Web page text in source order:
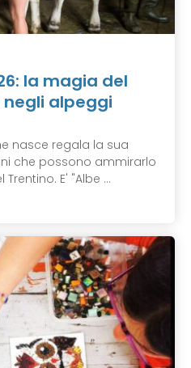
la magia del
alpeggi
nasce regala la sua
che possono ammirarlo
E' "Albe ...